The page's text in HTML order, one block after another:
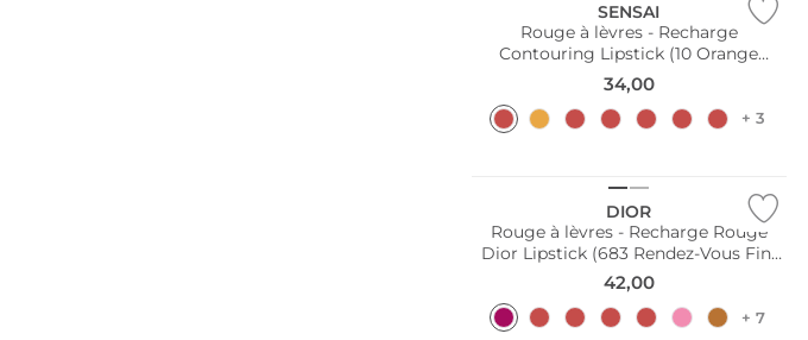
SENSAI
Rouge à lèvres - Recharge
Contouring Lipstick (10 Orange
Brunâtre)
34,00
+ 3
DIOR
Rouge à lèvres - Recharge Rouge
Dior Lipstick (683 Rendez-Vous Fini
Satiné)
42,00
+ 7